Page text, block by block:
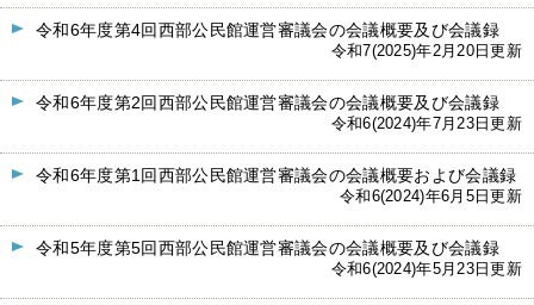
令和6年度第4回西部公民館運営審議会の会議概要及び会議録
令和7(2025)年2月20日更新
令和6年度第2回西部公民館運営審議会の会議概要及び会議録
令和6(2024)年7月23日更新
令和6年度第1回西部公民館運営審議会の会議概要および会議録
令和6(2024)年6月5日更新
令和5年度第5回西部公民館運営審議会の会議概要及び会議録
令和6(2024)年5月23日更新